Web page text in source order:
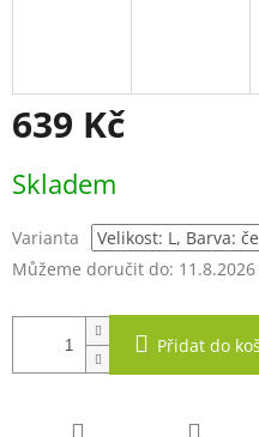
639 Kč
cena:
Skladem
Varianta
Můžeme doručit do: 11.8.2026
Přidat do